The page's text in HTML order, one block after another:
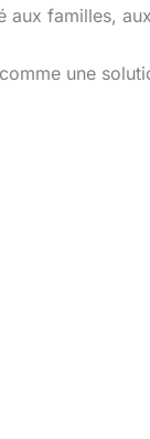
aux familles,
une